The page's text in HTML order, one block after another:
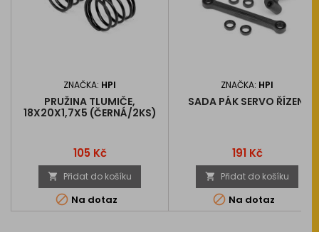
ZNAČKA: HPI
PRUŽINA TLUMIČE,
18X20X1,7X5 (ČERNÁ/2KS)
Cena
105 Kč
 Přidat do košíku
 Na dotaz
ZNAČKA: HPI
SADA PÁK SERVO ŘÍZENÍ
Cena
191 Kč
 Přidat do košíku
 Na dotaz